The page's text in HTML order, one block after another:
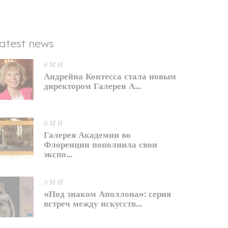
news
д М И
Андрейна Контесса стала новым
директором Галереи А...
д М И
Галерея Академии во
Флоренции пополнила свои
экспо...
д М И
«Под знаком Аполлона»: серия
встреч между искусств...